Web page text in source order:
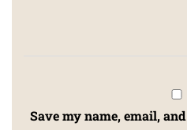
Save my name, email,